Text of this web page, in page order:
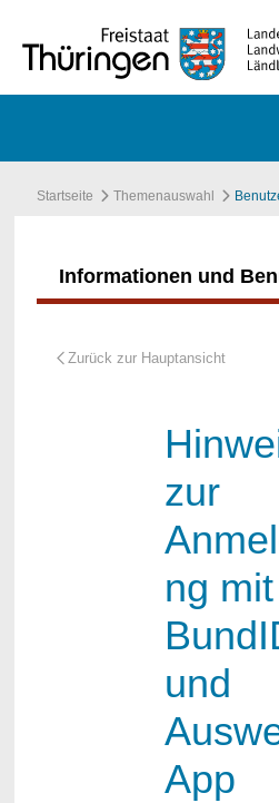
Startseite Themenauswahl
Informationen und
zur
ng mit
und
App